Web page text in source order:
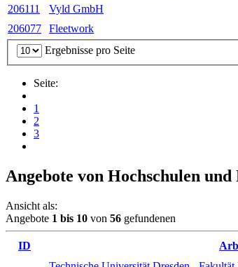
206111
Vyld GmbH
206077
Fleetwork
Ergebnisse pro Seite
Seite:
1
2
3
Angebote von Hochschulen
Ansicht als:
Angebote 1 bis 10 von 56 gefundenen
ID